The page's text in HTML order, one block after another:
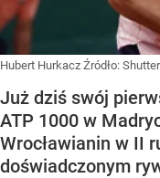
Hubert Hurkacz Źródło:
Już dziś swój
ATP 1000 w
Wrocławianin w II
doświadczonym